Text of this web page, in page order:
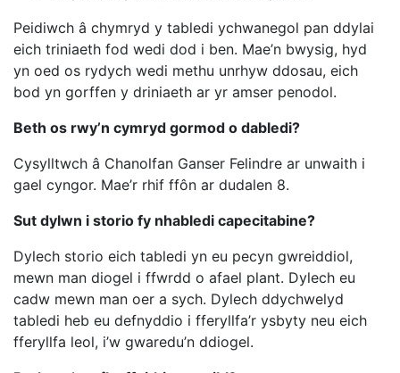
Peidiwch â chymryd y tabledi ychwanegol pan ddylai
eich triniaeth fod wedi dod i ben. Mae’n bwysig, hyd
yn oed os rydych wedi methu unrhyw ddosau, eich
bod yn gorffen y driniaeth ar yr amser penodol.
Beth os rwy’n cymryd gormod o dabledi?
Cysylltwch â Chanolfan Ganser Felindre ar unwaith i
gael cyngor. Mae’r rhif ffôn ar dudalen 8.
Sut dylwn i storio fy nhabledi capecitabine?
Dylech storio eich tabledi yn eu pecyn gwreiddiol,
mewn man diogel i ffwrdd o afael plant. Dylech eu
cadw mewn man oer a sych. Dylech ddychwelyd
tabledi heb eu defnyddio i fferyllfa’r ysbyty neu eich
fferyllfa leol, i’w gwaredu’n ddiogel.